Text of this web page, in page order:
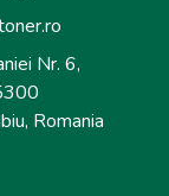
Nr. 6,
Romania